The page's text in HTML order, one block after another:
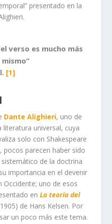
presentado en la
verso es mucho más
[1]
Dante Alighieri, uno de
universal, cuya
solo con Shakespeare
, pocos parecen haber sido
de la doctrina
importancia en el devenir
uno de esos
enLa teoría del
de Hans Kelsen. Por
un poco más este tema.